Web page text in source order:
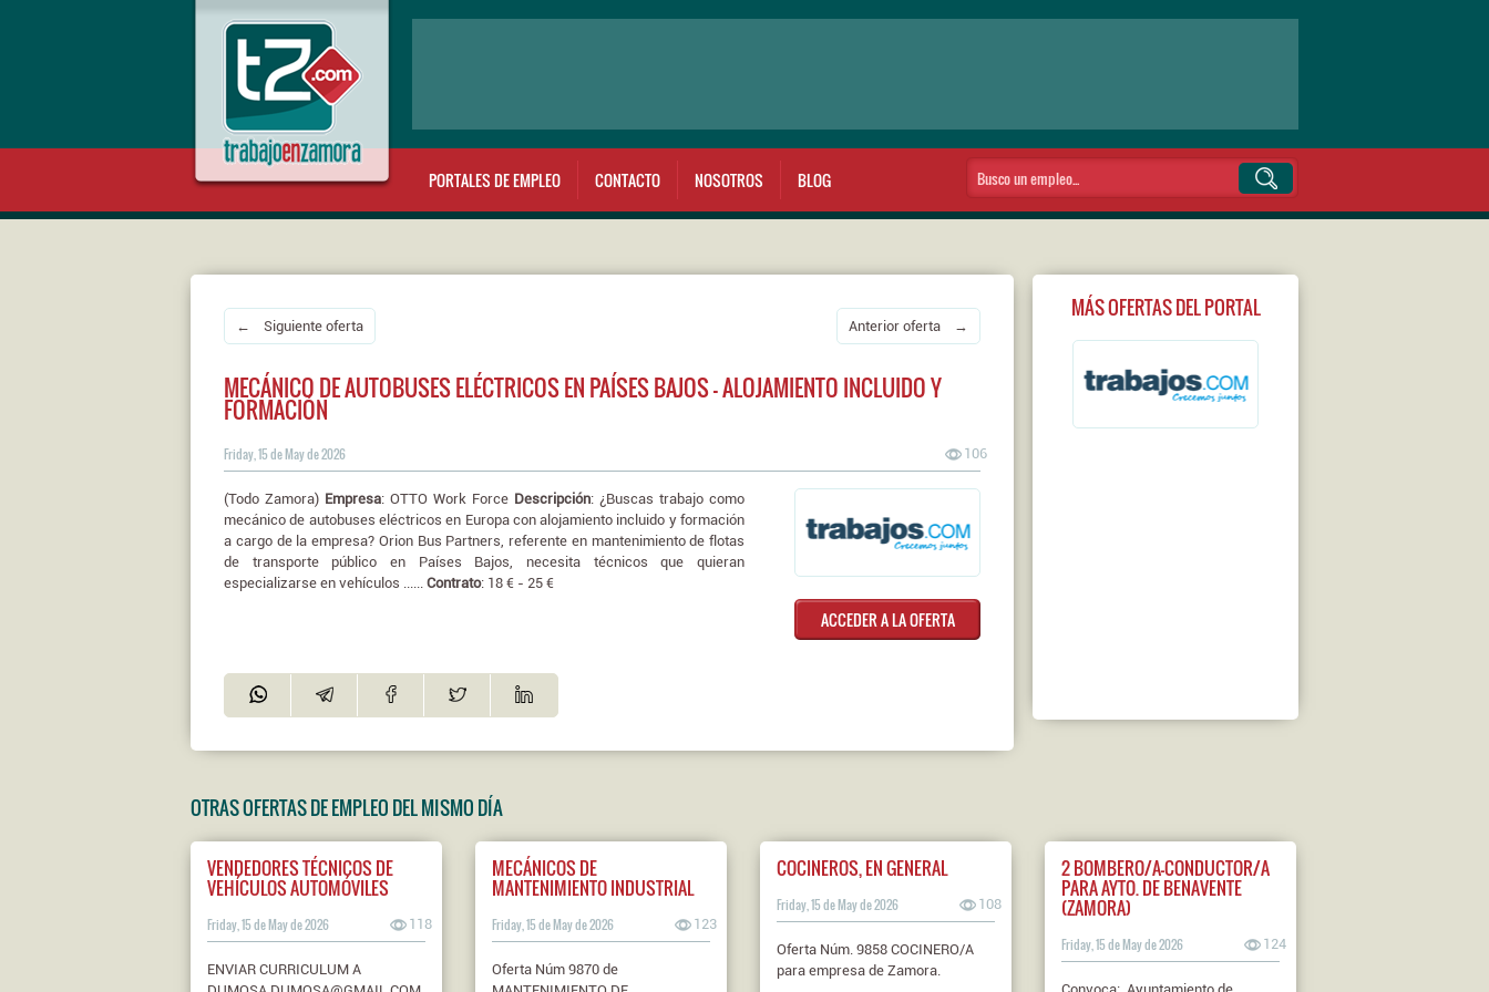
PORTALES DE EMPLEO CONTACTO NOSOTROS BLOG
← Siguiente oferta Anterior oferta →
MECÁNICO DE AUTOBUSES ELÉCTRICOS EN PAÍSES BAJOS - ALOJAMIENTO INCLUIDO Y
FORMACIÓN
Friday, 15 de May de 2026 106
(Todo Zamora) Empresa: OTTO Work Force Descripción: ¿Buscas trabajo como
mecánico de autobuses eléctricos en Europa con alojamiento incluido y formación
a cargo de la empresa? Orion Bus Partners, referente en mantenimiento de flotas
de transporte público en Países Bajos, necesita técnicos que quieran
especializarse en vehículos ...... Contrato: 18 € - 25 €
ACCEDER A LA OFERTA
MÁS OFERTAS DEL PORTAL
OTRAS OFERTAS DE EMPLEO DEL MISMO DÍA
VENDEDORES TÉCNICOS DE
VEHÍCULOS AUTOMÓVILES
Friday, 15 de May de 2026 118
ENVIAR CURRICULUM A
MECÁNICOS DE
MANTENIMIENTO INDUSTRIAL
Friday, 15 de May de 2026 123
Oferta Núm 9870 de
COCINEROS, EN GENERAL
Friday, 15 de May de 2026 108
Oferta Núm. 9858 COCINERO/A
para empresa de Zamora.
2 BOMBERO/A-CONDUCTOR/A
PARA AYTO. DE BENAVENTE
(ZAMORA)
Friday, 15 de May de 2026 124